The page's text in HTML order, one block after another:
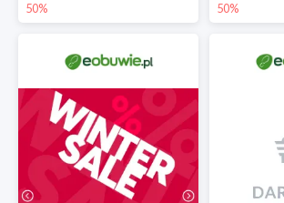
50% 50%